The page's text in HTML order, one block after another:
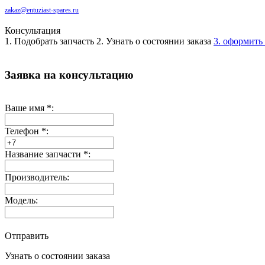
zakaz@entuziast-spares.ru
Консультация
1. Подобрать запчасть 2. Узнать о состоянии заказа 3. оформить
Заявка на консультацию
Ваше имя *:
Телефон *:
Название запчасти *:
Производитель:
Модель:
Отправить
Узнать о состоянии заказа